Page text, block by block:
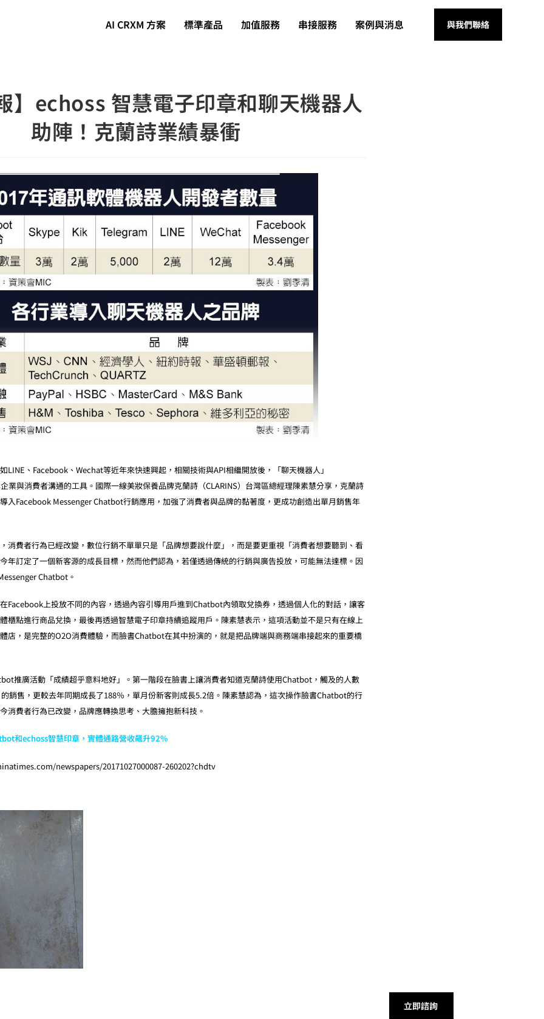
AI CRXM 方案 標準產品 加值服務 串接服務 案例與消息 與我們聯絡
】echoss 智慧電子印章和聊天機器人
助陣！克蘭詩業績暴衝
LINE、Facebook、Wechat等近年來快速興起，相關技術與API相繼開放後，「聊天機器人」
業與消費者溝通的工具。國際一線美妝保養品牌克蘭詩（CLARINS）台灣區總經理陳素慧分享，克蘭詩
入Facebook Messenger Chatbot行銷應用，加強了消費者與品牌的黏著度，更成功創造出單月銷售年
消費者行為已經改變，數位行銷不單單只是「品牌想要說什麼」，而是要更重視「消費者想要聽到、看
年訂定了一個新客源的成長目標，然而他們認為，若僅透過傳統的行銷與廣告投放，可能無法達標。因
Chatbot。
Facebook上投放不同的內容，透過內容引導用戶進到Chatbot內領取兌換券，透過個人化的對話，讓客
櫃點進行商品兌換，最後再透過智慧電子印章持續追蹤用戶。陳素慧表示，這項活動並不是只有在線上
店，是完整的O2O消費體驗，而臉書Chatbot在其中扮演的，就是把品牌端與商務端串接起來的重要橋
推廣活動「成績超乎意料地好」。第一階段在臉書上讓消費者知道克蘭詩使用Chatbot，觸及的人數
銷售，更較去年同期成長了188％，單月份新客則成長5.2倍。陳素慧認為，這次操作臉書Chatbot的行
消費者行為已改變，品牌應轉換思考、大膽擁抱新科技。
和echoss智慧印章，實體通路營收飆升92%
newspapers/20171027000087-260202?chdtv
立即諮詢